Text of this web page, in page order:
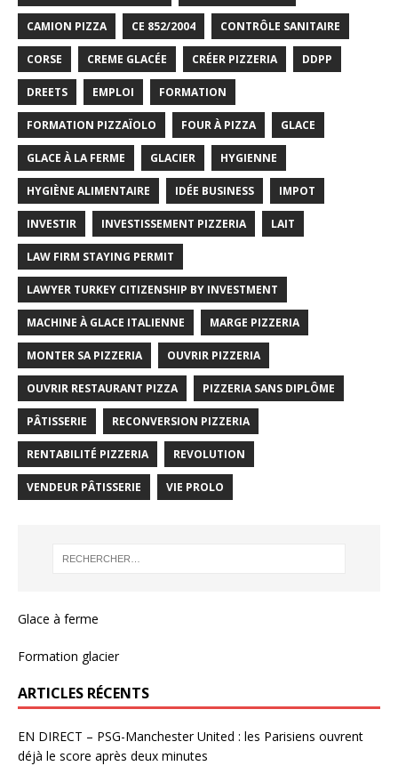
CAMION PIZZA CE 852/2004 CONTRÔLE SANITAIRE
CORSE CREME GLACÉE CRÉER PIZZERIA DDPP
DREETS EMPLOI FORMATION
FORMATION PIZZAÏOLO FOUR À PIZZA GLACE
GLACE À LA FERME GLACIER HYGIENNE
HYGIÈNE ALIMENTAIRE IDÉE BUSINESS IMPOT
INVESTIR INVESTISSEMENT PIZZERIA LAIT
LAW FIRM STAYING PERMIT
LAWYER TURKEY CITIZENSHIP BY INVESTMENT
MACHINE À GLACE ITALIENNE MARGE PIZZERIA
MONTER SA PIZZERIA OUVRIR PIZZERIA
OUVRIR RESTAURANT PIZZA PIZZERIA SANS DIPLÔME
PÂTISSERIE RECONVERSION PIZZERIA
RENTABILITÉ PIZZERIA REVOLUTION
VENDEUR PÂTISSERIE VIE PROLO
Glace à ferme
Formation glacier
ARTICLES RÉCENTS
EN DIRECT – PSG-Manchester United : les Parisiens ouvrent
déjà le score après deux minutes